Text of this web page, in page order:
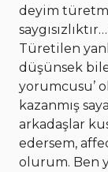
deyim
Türetilen
düşünsek
yorumcusu’
kazanmış
arkadaşlar
edersem,
olurum. Ben